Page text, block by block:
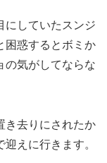
にしていたスンジ
困惑するとボミか
の気がしてならな
き去りにされたか
えに行きます。